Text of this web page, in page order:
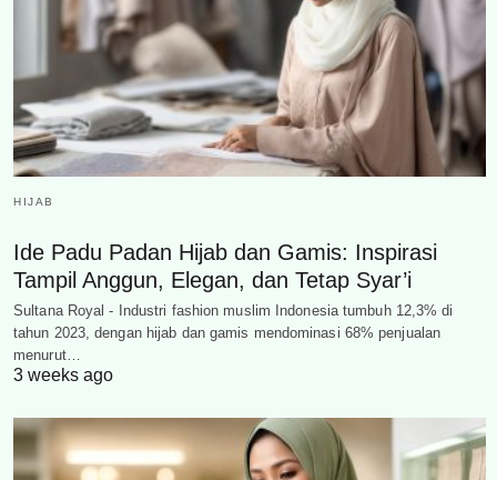
HIJAB
Ide Padu Padan Hijab dan Gamis: Inspirasi
Tampil Anggun, Elegan, dan Tetap Syar’i
Sultana Royal - Industri fashion muslim Indonesia tumbuh 12,3% di
tahun 2023, dengan hijab dan gamis mendominasi 68% penjualan
menurut…
3 weeks ago